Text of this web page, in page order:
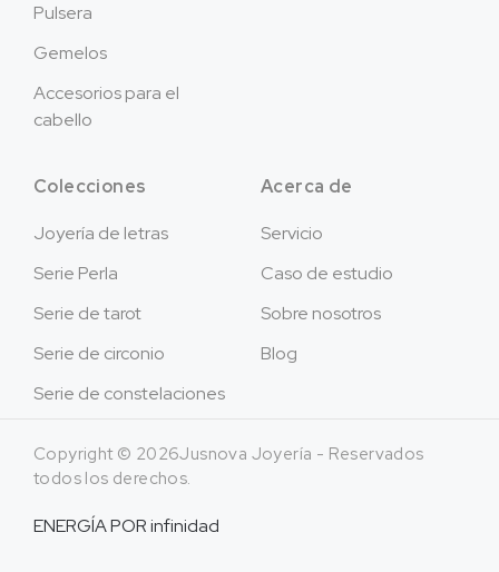
Pulsera
Gemelos
Accesorios para el
cabello
Colecciones
Joyería de letras
Serie Perla
Serie de tarot
Serie de circonio
Serie de constelaciones
Acerca de
Servicio
Caso de estudio
Sobre nosotros
Blog
Copyright © 2026Jusnova Joyería - Reservados
todos los derechos.
ENERGÍA PORinfinidad